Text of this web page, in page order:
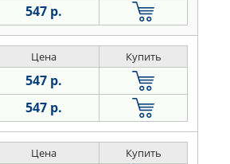
547 р.
Цена Купить
547 р.
547 р.
Цена Купить